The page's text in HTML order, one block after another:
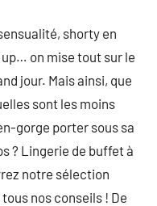
shorty en
on mise tout sur le
jour. Mais ainsi, que
sont les moins
gorge porter sous sa
? Lingerie de buffet à
notre sélection
nos conseils ! De